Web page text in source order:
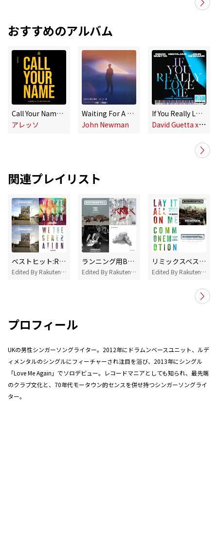
おすすめのアルバム
Call Your Name (Remixes)
アレッソ
Waiting For A Lifetime
John Newman
If You Really Love Me (How Will I Know) [MistaJam Remix]
D
avid Guetta x MistaJam x John Newman
関連プレイリスト
ベストヒット:Rudimental
Edited By Rakuten Music
ランニング用BGM:DRUM&BASS
Edited By Rakuten Music
リミックスベスト:Rudimental
Edited By Rakuten Music
プロフィール
UKの男性シンガーソングライター。2012年にドラムンベースユニット、ルデ
ィメンタルのシングルにフィーチャーされ注目を浴び、2013年にシングル
「Love Me Again」でソロデビュー。レコードマニアとしても知られ、最先端
のクラブ文化と、70年代モータウン的センスを併せ持つシンガーソングライ
ター。